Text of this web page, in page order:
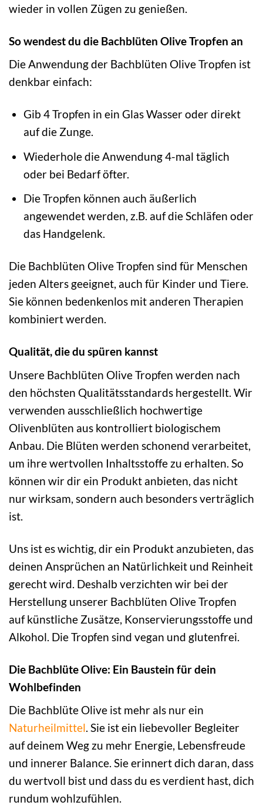
wieder in vollen Zügen zu genießen.
So wendest du die Bachblüten Olive Tropfen an
Die Anwendung der Bachblüten Olive Tropfen ist
denkbar einfach:
Gib 4 Tropfen in ein Glas Wasser oder direkt
auf die Zunge.
Wiederhole die Anwendung 4-mal täglich
oder bei Bedarf öfter.
Die Tropfen können auch äußerlich
angewendet werden, z.B. auf die Schläfen oder
das Handgelenk.
Die Bachblüten Olive Tropfen sind für Menschen
jeden Alters geeignet, auch für Kinder und Tiere.
Sie können bedenkenlos mit anderen Therapien
kombiniert werden.
Qualität, die du spüren kannst
Unsere Bachblüten Olive Tropfen werden nach
den höchsten Qualitätsstandards hergestellt. Wir
verwenden ausschließlich hochwertige
Olivenblüten aus kontrolliert biologischem
Anbau. Die Blüten werden schonend verarbeitet,
um ihre wertvollen Inhaltsstoffe zu erhalten. So
können wir dir ein Produkt anbieten, das nicht
nur wirksam, sondern auch besonders verträglich
ist.
Uns ist es wichtig, dir ein Produkt anzubieten, das
deinen Ansprüchen an Natürlichkeit und Reinheit
gerecht wird. Deshalb verzichten wir bei der
Herstellung unserer Bachblüten Olive Tropfen
auf künstliche Zusätze, Konservierungsstoffe und
Alkohol. Die Tropfen sind vegan und glutenfrei.
Die Bachblüte Olive: Ein Baustein für dein
Wohlbefinden
Die Bachblüte Olive ist mehr als nur ein
Naturheilmittel. Sie ist ein liebevoller Begleiter
auf deinem Weg zu mehr Energie, Lebensfreude
und innerer Balance. Sie erinnert dich daran, dass
du wertvoll bist und dass du es verdient hast, dich
rundum wohlzufühlen.